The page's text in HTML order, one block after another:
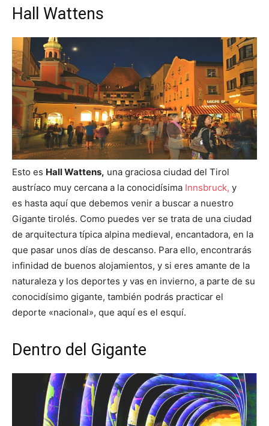
Hall Wattens
Esto es Hall Wattens, una graciosa ciudad del Tirol
austríaco muy cercana a la conocidísima Innsbruck, y
es hasta aquí que debemos venir a buscar a nuestro
Gigante tirolés. Como puedes ver se trata de una ciudad
de arquitectura típica alpina medieval, encantadora, en la
que pasar unos días de descanso. Para ello, encontrarás
infinidad de buenos alojamientos, y si eres amante de la
naturaleza y los deportes y vas en invierno, a parte de su
conocidísimo gigante, también podrás practicar el
deporte «nacional», que aquí es el esquí.
Dentro del Gigante